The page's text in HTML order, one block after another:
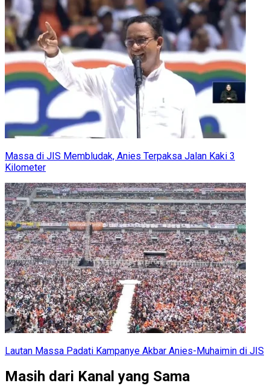
Massa di JIS Membludak, Anies Terpaksa Jalan Kaki 3
Kilometer
Lautan Massa Padati Kampanye Akbar Anies-Muhaimin di JIS
Masih dari Kanal yang Sama